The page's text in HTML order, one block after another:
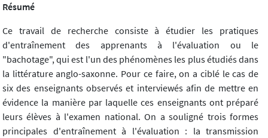
Résumé
Ce travail de recherche consiste à étudier les pratiques
d'entraînement des apprenants à l'évaluation ou le
"bachotage", qui est l'un des phénomènes les plus étudiés dans
la littérature anglo-saxonne. Pour ce faire, on a ciblé le cas de
six des enseignants observés et interviewés afin de mettre en
évidence la manière par laquelle ces enseignants ont préparé
leurs élèves à l'examen national. On a souligné trois formes
principales d'entraînement à l'évaluation : la transmission